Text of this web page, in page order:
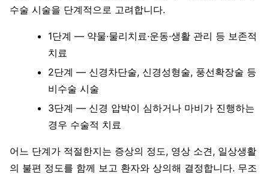
수술 시술을 단계적으로 고려합니다.
1단계 — 약물·물리치료·운동·생활 관리 등 보존적
치료
2단계 — 신경차단술, 신경성형술, 풍선확장술 등
비수술 시술
3단계 — 신경 압박이 심하거나 마비가 진행하는
경우 수술적 치료
어느 단계가 적절한지는 증상의 정도, 영상 소견, 일상생활
의 불편 정도를 함께 보고 환자와 상의해 결정합니다. 무조